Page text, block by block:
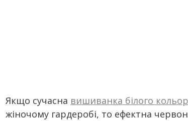
Якщо сучасна вишиванка білого
жіночому гардеробі, то ефектна